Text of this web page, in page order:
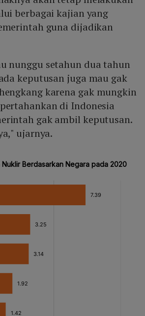
berbagai kajian yang
guna dijadikan
nunggu setahun dua tahun
keputusan juga mau gak
karena gak mungkin
di Indonesia
gak ambil keputusan.
ujarnya.